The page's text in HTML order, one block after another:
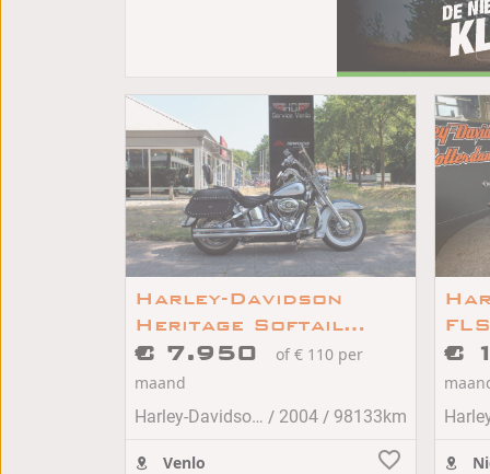
Harley-Davidson
Heritage Softail
FLSTCI Heritage
softail classic
€ 7.950
of € 110 per
maand
Harley-Davidson HERITAGE SOFTAIL / 2004 / 98133km
Venlo
€